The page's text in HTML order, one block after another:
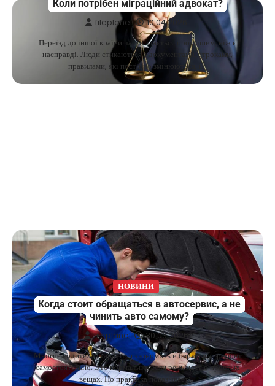
Коли потрібен міграційний адвокат?
fileplanet 10.04.2026
Переїзд до іншої країни часто здається простішим, ніж є
насправді. Люди стикаються з документами, строками,
правилами, які постійно змінюються, і…
НОВИНИ
Когда стоит обращаться в автосервис, а не
чинить авто самому?
fileplanet 30.03.2026
Многие водители стараются экономить и берутся за ремонт
самостоятельно. Это нормально, если речь идет о простых
вещах. Но практика показывает:…